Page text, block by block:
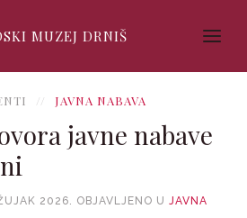
MUZEJ DRNIŠ
JAVNA NABAVA
javne nabave
2026. OBJAVLJENO U JAVNA